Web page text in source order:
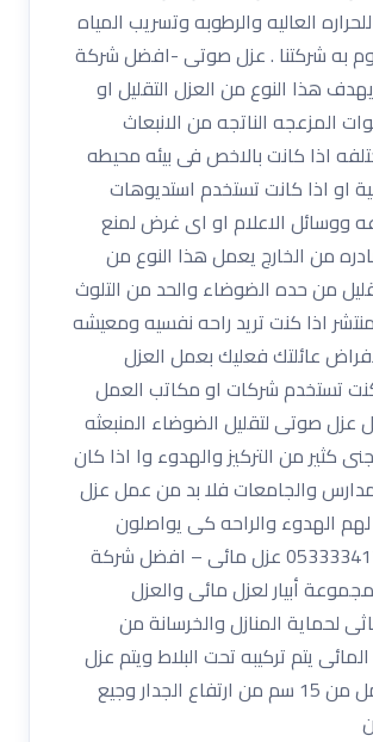
العاليه والرطوبه وتسريب المياه
به شركتنا . عزل صوتى -افضل شركة
هذا النوع من العزل التقليل او
المزعجه الناتجه من الانبعاث
اذا كانت بالاخص فى بيئه محيطه
او اذا كانت تستخدم استديوهات
ووسائل الاعلام او اى غرض لمنع
من الخارج يعمل هذا النوع من
من حده الضوضاء والحد من التلوث
اذا كنت تريد راحه نفسيه ومعيشه
عائلتك فعليك بعمل العزل
تستخدم شركات او مكاتب العمل
عزل صوتى لتقليل الضوضاء المنبعثه
كثير من التركيز والهدوء وا اذا كان
والجامعات فلا بد من عمل عزل
الهدوء والراحه كى يواصلون
دراستهم . 0533334179 عزل مائى – افضل شركة
أبيار لعزل مائى والعزل
لحماية المنازل والخرسانة من
يتم تركيبه تحت البلاط ويتم عزل
السطح بالكامل من 15 سم من ارتفاع الجدار وجيع